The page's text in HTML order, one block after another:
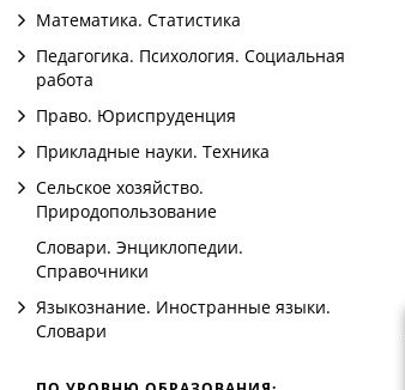
Математика. Статистика
Педагогика. Психология. Социальная
работа
Право. Юриспруденция
Прикладные науки. Техника
Сельское хозяйство.
Природопользование
Словари. Энциклопедии.
Справочники
Языкознание. Иностранные языки.
Словари